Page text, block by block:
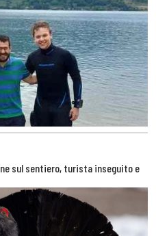
sul sentiero, turista inseguito e